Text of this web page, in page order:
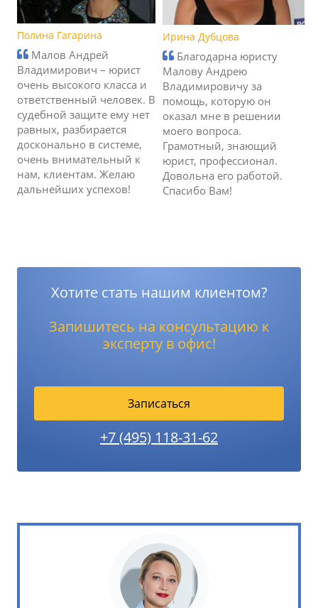
Полина Гагарина
Малов Андрей
Владимирович – юрист
очень высокого класса и
ответственный человек. В
судебной защите ему нет
равных, разбирается
досконально в системе,
очень внимательный к
нам, клиентам. Желаю
дальнейших успехов!
Ирина Дубцова
Благодарна юристу
Малову Андрею
Владимировичу за
помощь, которую он
оказал мне в решении
моего вопроса.
Грамотный, знающий
юрист, профессионал.
Довольна его работой.
Спасибо Вам!
Хотите стать нашим клиентом?
Запишитесь на консультацию к
эксперту в офис!
Записаться
+7 (495) 118-31-62